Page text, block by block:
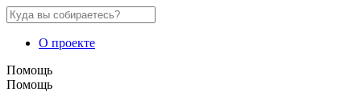
О проекте
Помощь
Помощь